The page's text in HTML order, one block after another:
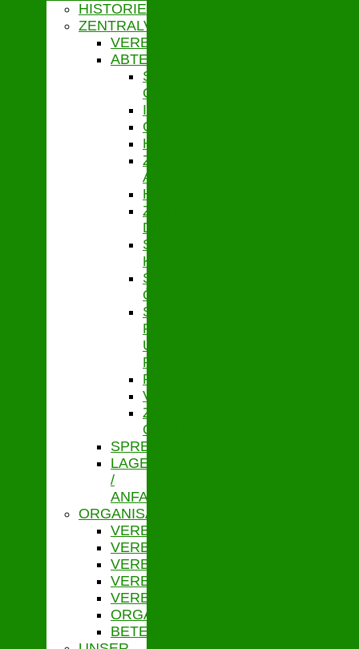
HISTORIE
ZENTRALVERWALTUNG
VERBANDSGESCHÄFTSFÜHRUNG
ABTEILUNGEN
STABSSTELLE
CONTROLLING
IT
GEBÄUDEMANAGEMENT
HAUSHALT
ZENTRALES
ABRECHNUNGSMANAGEMENT
HYGIENEMANAGEMENT
ZENTRALE
DIENSTE
STABSSTELLE
KASSENAUFSICHT
STABSSTELLE
ÖFFENTLICHKEITSARBEIT
STABSSTELLE
FÖRDER-
UND
PROJEKTMANAGEMENT
PERSONAL
VERBANDSSTEUERUNG
ZENTRALES
QUALITÄTSMANAGEMENT
SPRECHZEITEN
LAGE
/
ANFAHRT
ORGANISATION
VERBANDSVORSITZ
VERBANDSGESCHÄFTSFÜHRUNG
VERBANDSVERSAMMLUNG
VERBANDSAUSSCHUSS
VERBANDSORDNUNG
ORGANIGRAMM
BETEILIGUNGEN